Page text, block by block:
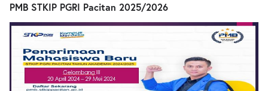
PMB STKIP PGRI Pacitan 2025/2026